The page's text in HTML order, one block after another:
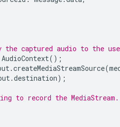
the captured audio to the
AudioContext();
.createMediaStreamSource(
.destination);
to record the MediaStream.